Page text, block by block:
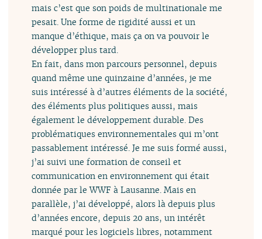
mais c’est que son poids de multinationale me
pesait. Une forme de rigidité aussi et un
manque d’éthique, mais ça on va pouvoir le
développer plus tard.
En fait, dans mon parcours personnel, depuis
quand même une quinzaine d’années, je me
suis intéressé à d’autres éléments de la société,
des éléments plus politiques aussi, mais
également le développement durable. Des
problématiques environnementales qui m’ont
passablement intéressé. Je me suis formé aussi,
j’ai suivi une formation de conseil et
communication en environnement qui était
donnée par le WWF à Lausanne. Mais en
parallèle, j’ai développé, alors là depuis plus
d’années encore, depuis 20 ans, un intérêt
marqué pour les logiciels libres, notamment